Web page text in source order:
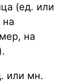
(ед. или
на
на
или мн.